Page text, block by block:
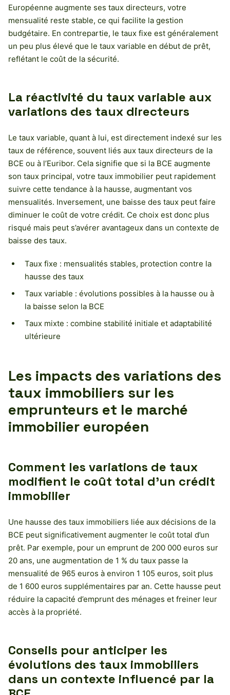
Européenne augmente ses taux directeurs, votre
mensualité reste stable, ce qui facilite la gestion
budgétaire. En contrepartie, le taux fixe est généralement
un peu plus élevé que le taux variable en début de prêt,
reflétant le coût de la sécurité.
La réactivité du taux variable aux
variations des taux directeurs
Le taux variable, quant à lui, est directement indexé sur les
taux de référence, souvent liés aux taux directeurs de la
BCE ou à l’Euribor. Cela signifie que si la BCE augmente
son taux principal, votre taux immobilier peut rapidement
suivre cette tendance à la hausse, augmentant vos
mensualités. Inversement, une baisse des taux peut faire
diminuer le coût de votre crédit. Ce choix est donc plus
risqué mais peut s’avérer avantageux dans un contexte de
baisse des taux.
Taux fixe : mensualités stables, protection contre la
hausse des taux
Taux variable : évolutions possibles à la hausse ou à
la baisse selon la BCE
Taux mixte : combine stabilité initiale et adaptabilité
ultérieure
Les impacts des variations des
taux immobiliers sur les
emprunteurs et le marché
immobilier européen
Comment les variations de taux
modifient le coût total d’un crédit
immobilier
Une hausse des taux immobiliers liée aux décisions de la
BCE peut significativement augmenter le coût total d’un
prêt. Par exemple, pour un emprunt de 200 000 euros sur
20 ans, une augmentation de 1 % du taux passe la
mensualité de 965 euros à environ 1 105 euros, soit plus
de 1 600 euros supplémentaires par an. Cette hausse peut
réduire la capacité d’emprunt des ménages et freiner leur
accès à la propriété.
Conseils pour anticiper les
évolutions des taux immobiliers
dans un contexte influencé par la